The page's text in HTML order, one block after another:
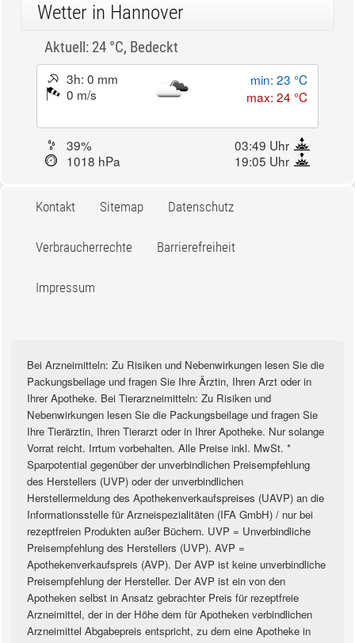
Wetter in Hannover
Aktuell: 24 °C, Bedeckt
3h: 0 mm
0 m/s
min: 23 °C
max: 24 °C
39%
03:49 Uhr
1018 hPa
19:05 Uhr
Kontakt Sitemap Datenschutz
Verbraucherrechte Barrierefreiheit
Impressum
Bei Arzneimitteln: Zu Risiken und Nebenwirkungen lesen Sie die
Packungsbeilage und fragen Sie Ihre Ärztin, Ihren Arzt oder in
Ihrer Apotheke. Bei Tierarzneimitteln: Zu Risiken und
Nebenwirkungen lesen Sie die Packungsbeilage und fragen Sie
Ihre Tierärztin, Ihren Tierarzt oder in Ihrer Apotheke. Nur solange
Vorrat reicht. Irrtum vorbehalten. Alle Preise inkl. MwSt. *
Sparpotential gegenüber der unverbindlichen Preisempfehlung
des Herstellers (UVP) oder der unverbindlichen
Herstellermeldung des Apothekenverkaufspreises (UAVP) an die
Informationsstelle für Arzneispezialitäten (IFA GmbH) / nur bei
rezeptfreien Produkten außer Büchern. UVP = Unverbindliche
Preisempfehlung des Herstellers (UVP). AVP =
Apothekenverkaufspreis (AVP). Der AVP ist keine unverbindliche
Preisempfehlung der Hersteller. Der AVP ist ein von den
Apotheken selbst in Ansatz gebrachter Preis für rezeptfreie
Arzneimittel, der in der Höhe dem für Apotheken verbindlichen
Arzneimittel Abgabepreis entspricht, zu dem eine Apotheke in